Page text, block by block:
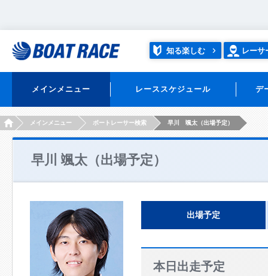
知る楽しむ レーサ
メインメニュー レーススケジュール デ
HOMEメインメニュー ボートレーサー検索 早川 颯太（出場予定）
早川 颯太（出場予定）
出場予定
本日出走予定